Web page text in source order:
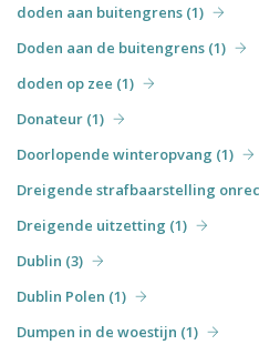
doden aan buitengrens (1)
Doden aan de buitengrens (1)
doden op zee (1)
Donateur (1)
Doorlopende winteropvang (1)
Dreigende strafbaarstelling
Dreigende uitzetting (1)
Dublin (3)
Dublin Polen (1)
Dumpen in de woestijn (1)